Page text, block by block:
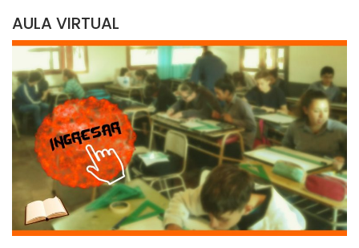
AULA VIRTUAL